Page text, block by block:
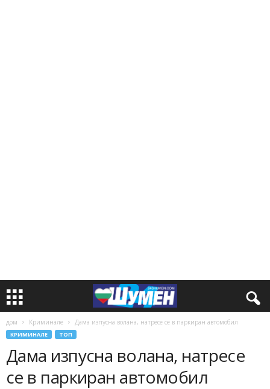
дом Криминале Дама изпусна волана, натресе се в паркиран автомобил
КРИМИНАЛЕ ТОП
Дама изпусна волана, натресе
се в паркиран автомобил